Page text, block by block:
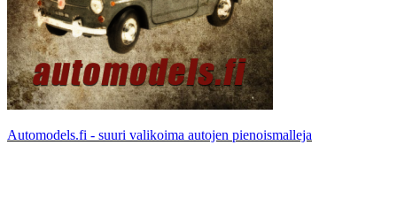
Automodels.fi - suuri valikoima autojen pienoismalleja